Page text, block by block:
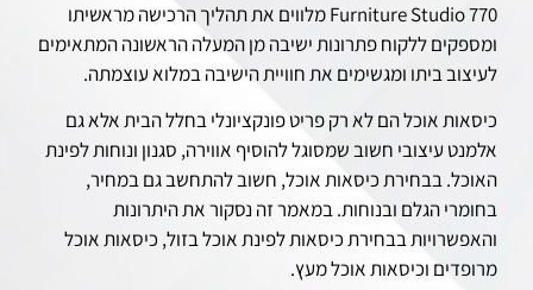
Furniture Studio 770 מלווים את תהליך הרכישה מראשיתו
ומספקים ללקוח פתרונות ישיבה מן המעלה הראשונה המתאימים
לעיצוב ביתו ומגשימים את חוויית הישיבה במלוא עוצמתה.
כיסאות אוכל הם לא רק פריט פונקציונלי בחלל הבית אלא גם
אלמנט עיצובי חשוב שמסוגל להוסיף אווירה, סגנון ונוחות לפינת
האוכל. בבחירת כיסאות אוכל, חשוב להתחשב גם במחיר,
בחומרי הגלם ובנוחות. במאמר זה נסקור את היתרונות
והאפשרויות בבחירת כיסאות לפינת אוכל בזול, כיסאות אוכל
מרופדים וכיסאות אוכל מעץ.